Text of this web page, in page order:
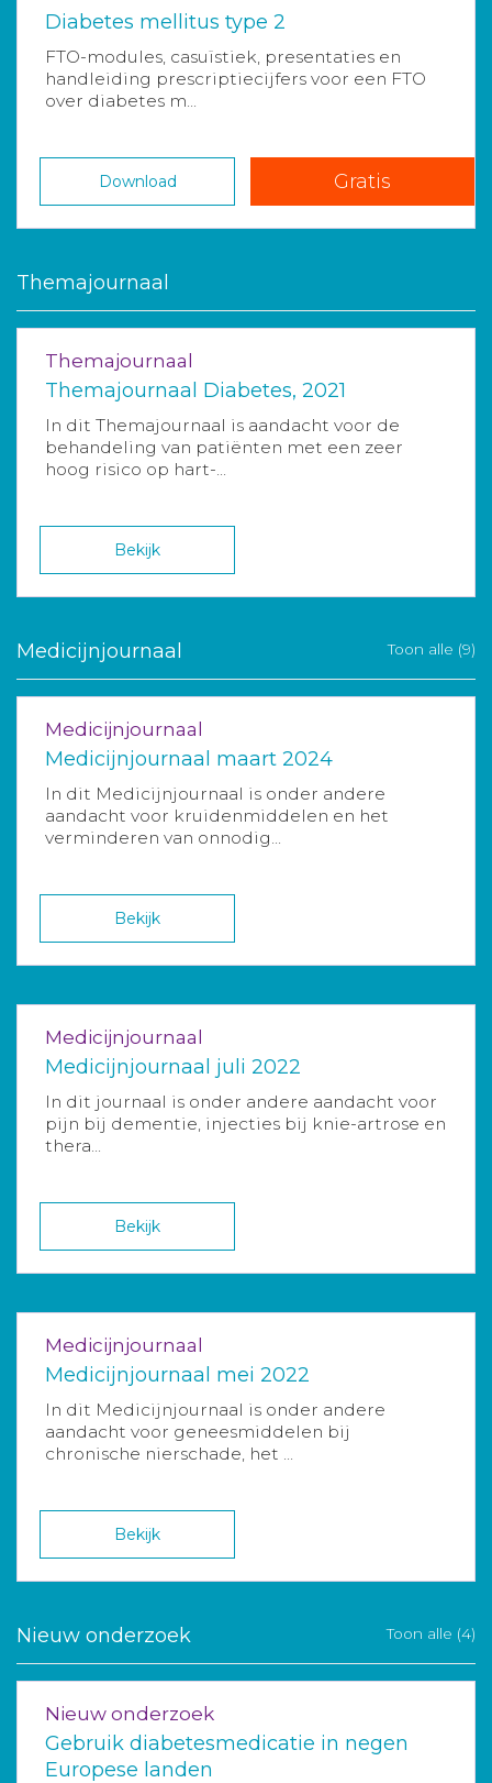
Diabetes mellitus type 2
FTO-modules, casuïstiek, presentaties en
handleiding prescriptiecijfers voor een FTO
over diabetes m...
Download Gratis
Themajournaal
Themajournaal
Themajournaal Diabetes, 2021
In dit Themajournaal is aandacht voor de
behandeling van patiënten met een zeer
hoog risico op hart-...
Bekijk
Medicijnjournaal Toon alle (9)
Medicijnjournaal
Medicijnjournaal maart 2024
In dit Medicijnjournaal is onder andere
aandacht voor kruidenmiddelen en het
verminderen van onnodig...
Bekijk
Medicijnjournaal
Medicijnjournaal juli 2022
In dit journaal is onder andere aandacht voor
pijn bij dementie, injecties bij knie-artrose en
thera...
Bekijk
Medicijnjournaal
Medicijnjournaal mei 2022
In dit Medicijnjournaal is onder andere
aandacht voor geneesmiddelen bij
chronische nierschade, het ...
Bekijk
Nieuw onderzoek Toon alle (4)
Nieuw onderzoek
Gebruik diabetesmedicatie in negen
Europese landen